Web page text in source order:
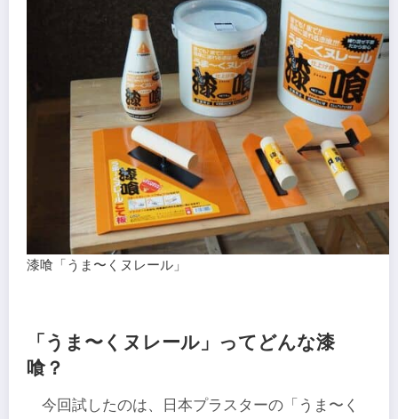
漆喰「うま〜くヌレール」
「うま〜くヌレール」ってどんな漆
喰？
今回試したのは、日本プラスターの「うま〜く